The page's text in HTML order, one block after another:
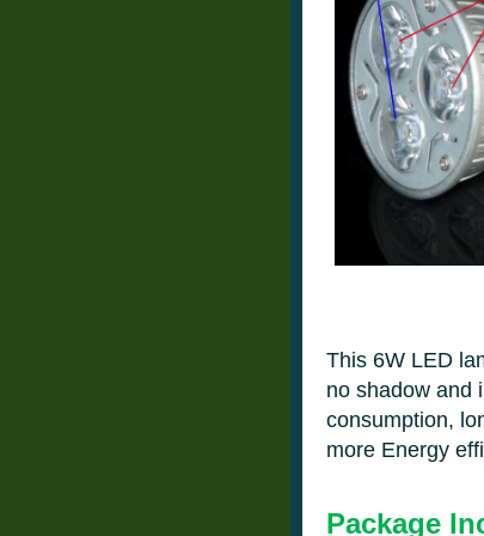
This 6W LED
no shadow and
consumption,
more Energy
Package